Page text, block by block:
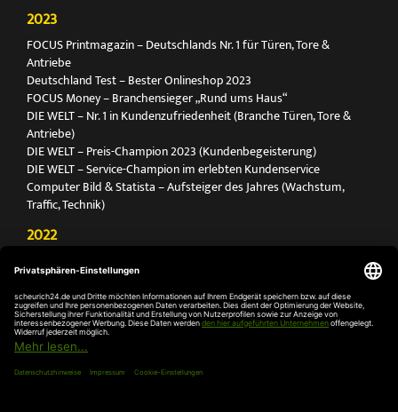
2023
FOCUS Printmagazin – Deutschlands Nr. 1 für Türen, Tore &
Antriebe
Deutschland Test – Bester Onlineshop 2023
FOCUS Money – Branchensieger „Rund ums Haus“
DIE WELT – Nr. 1 in Kundenzufriedenheit (Branche Türen, Tore &
Antriebe)
DIE WELT – Preis-Champion 2023 (Kundenbegeisterung)
DIE WELT – Service-Champion im erlebten Kundenservice
Computer Bild & Statista – Aufsteiger des Jahres (Wachstum,
Traffic, Technik)
2022
Antriebe
Deutschland Test – Bester Onlineshop 2022
FOCUS Money – Branchensieger „Rund ums Haus“
DIE WELT – Service-Champion im erlebten Kundenservice
DIE WELT – Branchengewinner Gold-Rang (Türen, Tore & Antriebe)